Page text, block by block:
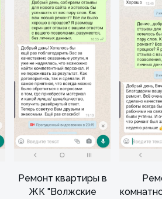
Ремонт квартиры в
ЖК "Волжские